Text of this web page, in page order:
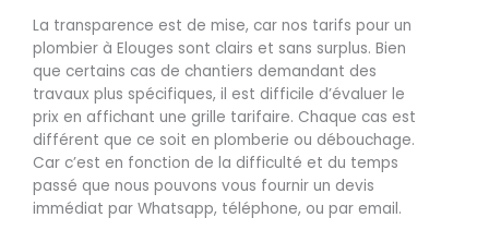
La transparence est de mise, car nos tarifs pour un
plombier à Elouges sont clairs et sans surplus. Bien
que certains cas de chantiers demandant des
travaux plus spécifiques, il est difficile d’évaluer le
prix en affichant une grille tarifaire. Chaque cas est
différent que ce soit en plomberie ou débouchage.
Car c’est en fonction de la difficulté et du temps
passé que nous pouvons vous fournir un devis
immédiat par Whatsapp, téléphone, ou par email.